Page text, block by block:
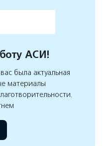
АСИ!
была актуальная
материалы